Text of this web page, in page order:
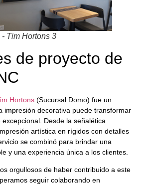
Tim Hortons 3
de proyecto de
Hortons (Sucursal Domo) fue un
impresión decorativa puede transformar
Desde la señalética
artística en rígidos con detalles
se combinó para brindar una
y una experiencia única a los clientes.
orgullosos de haber contribuido a este
seguir colaborando en